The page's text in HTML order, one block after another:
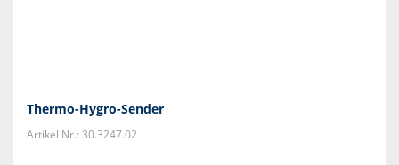
Thermo-Hygro-Sender
Artikel Nr.: 30.3247.02